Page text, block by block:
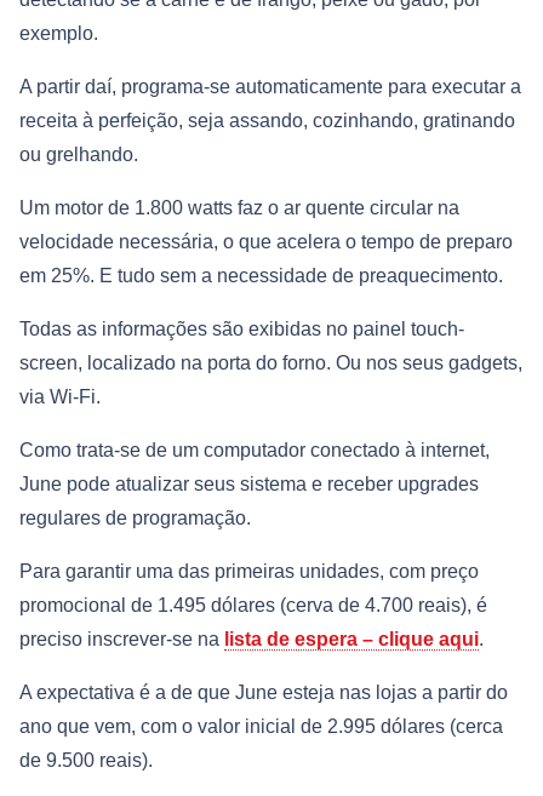
exemplo.
A partir daí, programa-se automaticamente para executar a
receita à perfeição, seja assando, cozinhando, gratinando
ou grelhando.
Um motor de 1.800 watts faz o ar quente circular na
velocidade necessária, o que acelera o tempo de preparo
em 25%. E tudo sem a necessidade de preaquecimento.
Todas as informações são exibidas no painel touch-
screen, localizado na porta do forno. Ou nos seus gadgets,
via Wi-Fi.
Como trata-se de um computador conectado à internet,
June pode atualizar seus sistema e receber upgrades
regulares de programação.
Para garantir uma das primeiras unidades, com preço
promocional de 1.495 dólares (cerva de 4.700 reais), é
preciso inscrever-se na lista de espera – clique aqui.
A expectativa é a de que June esteja nas lojas a partir do
ano que vem, com o valor inicial de 2.995 dólares (cerca
de 9.500 reais).